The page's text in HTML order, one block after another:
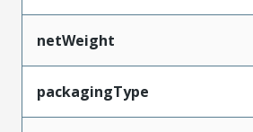
netWeight
packagingType